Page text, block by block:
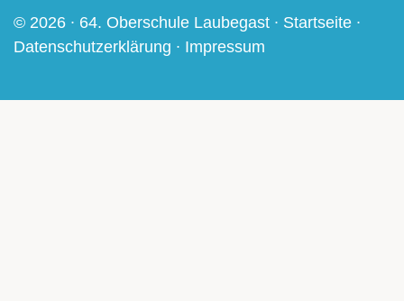
© 2026 ∙ 64. Oberschule Laubegast ∙ Startseite ∙
Datenschutzerklärung ∙ Impressum